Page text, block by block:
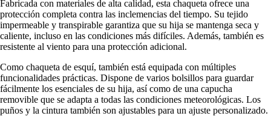
Fabricada con materiales de alta calidad, esta chaqueta ofrece una
protección completa contra las inclemencias del tiempo. Su tejido
impermeable y transpirable garantiza que su hija se mantenga seca y
caliente, incluso en las condiciones más difíciles. Además, también es
resistente al viento para una protección adicional.
Como chaqueta de esquí, también está equipada con múltiples
funcionalidades prácticas. Dispone de varios bolsillos para guardar
fácilmente los esenciales de su hija, así como de una capucha
removible que se adapta a todas las condiciones meteorológicas. Los
puños y la cintura también son ajustables para un ajuste personalizado.